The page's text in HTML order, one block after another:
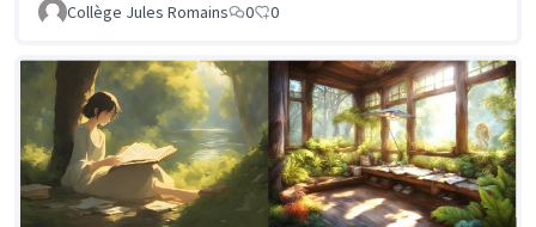
Collège Jules Romains 0 0